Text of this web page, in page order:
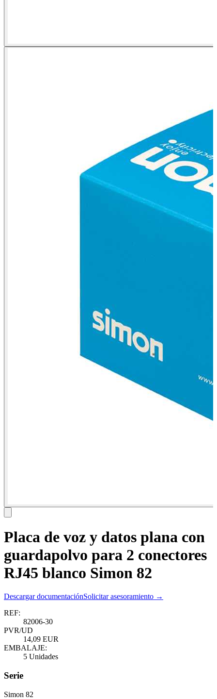
Placa de voz y datos plana con
guardapolvo para 2 conectores
RJ45 blanco Simon 82
Descargar documentaciónSolicitar asesoramiento →
REF:
82006-30
PVR/UD
14,09 EUR
EMBALAJE:
5 Unidades
Serie
Simon 82